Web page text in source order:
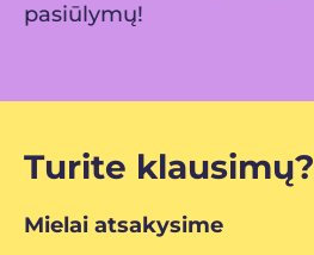
pasiūlymų!
Turite klausimų?
Mielai atsakysime